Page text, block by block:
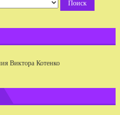
Виктора Котенко